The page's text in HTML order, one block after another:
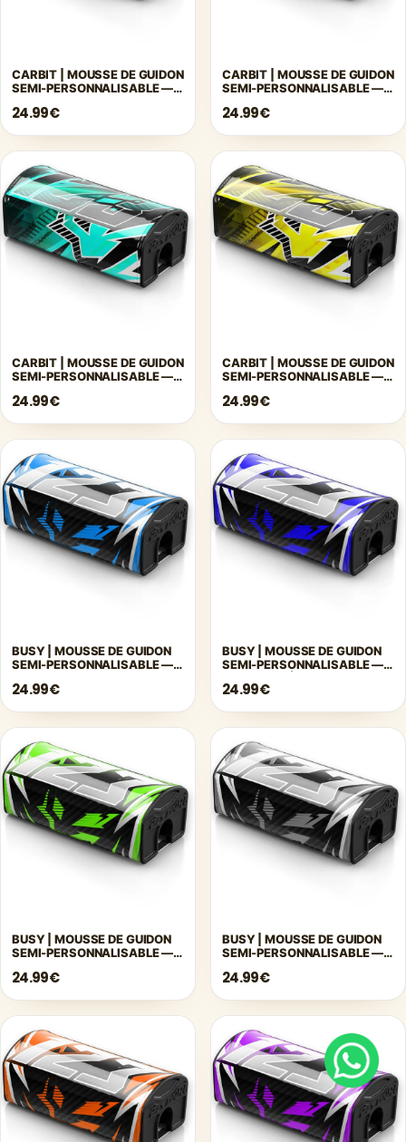
CARBIT | MOUSSE DE GUIDON
SEMI-PERSONNALISABLE —
24.99€
CARBIT | MOUSSE DE GUIDON
SEMI-PERSONNALISABLE —
24.99€
CARBIT | MOUSSE DE GUIDON
SEMI-PERSONNALISABLE —
24.99€
CARBIT | MOUSSE DE GUIDON
SEMI-PERSONNALISABLE —
24.99€
BUSY | MOUSSE DE GUIDON
SEMI-PERSONNALISABLE —
24.99€
BUSY | MOUSSE DE GUIDON
SEMI-PERSONNALISABLE —
24.99€
BUSY | MOUSSE DE GUIDON
SEMI-PERSONNALISABLE —
24.99€
BUSY | MOUSSE DE GUIDON
SEMI-PERSONNALISABLE —
24.99€